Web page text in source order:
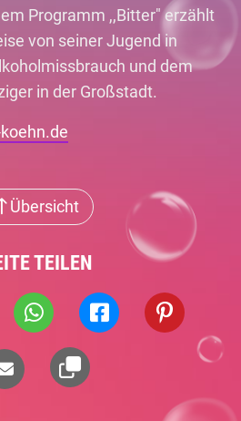
Programm ,,Bitter" erzählt
von seiner Jugend in
und dem
in der Großstadt.
Übersicht
TEILEN